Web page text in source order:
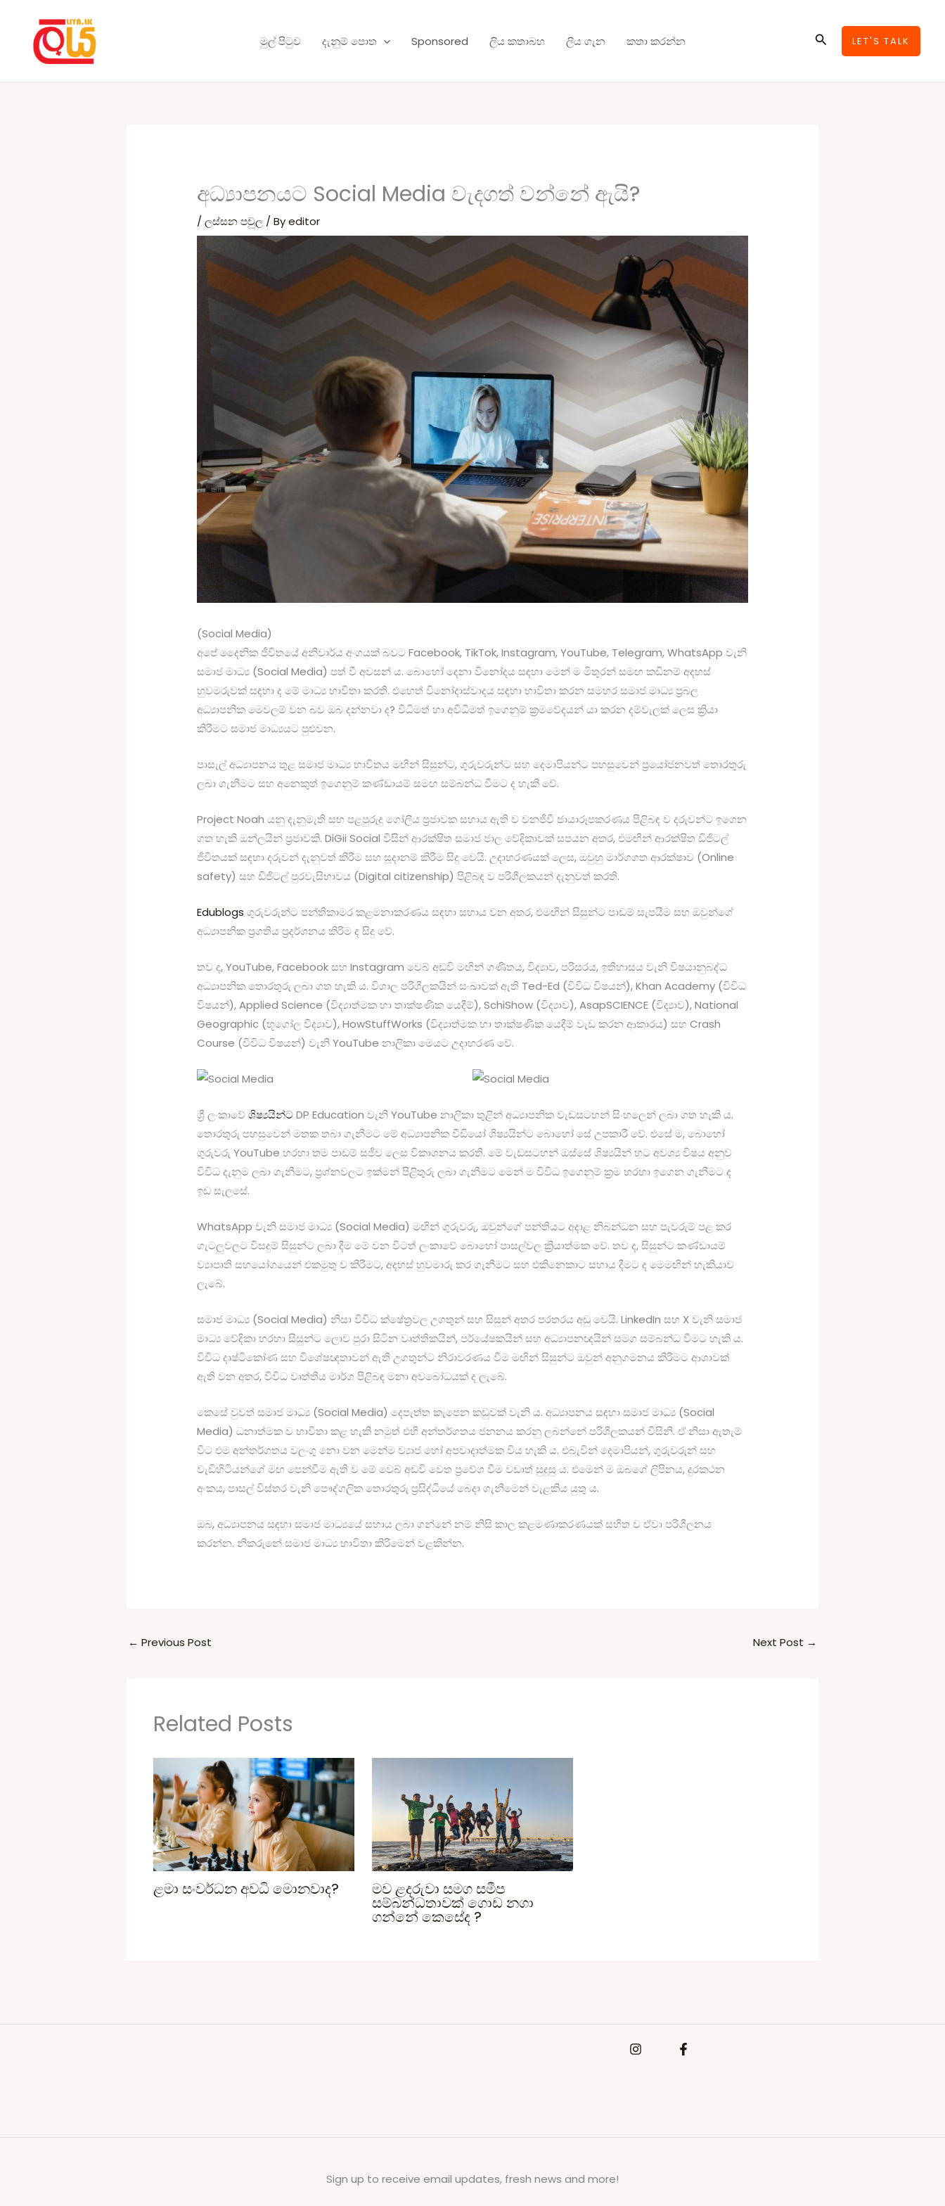
content
මුල් පිටුව දැනුම් පොත Sponsored ලිය කතාබහ ලිය ගැන කතා කරන්න SearchLET'S TALK
අධ්‍යාපනයට Social Media වැදගත් වන්නේ ඇයි?
/ලස්සන පවුල / Byeditor
(Social Media)
අපේ දෛනික ජීවිතයේ අනිවාර්ය අංගයක් බවට Facebook, TikTok, Instagram, YouTube, Telegram, WhatsApp වැනි
සමාජ මාධ්‍ය (Social Media) පත් වී අවසන් ය. බොහෝ දෙනා විනෝදය සඳහා මෙන් ම මිතුරන් සමඟ කඩිනම් අදහස්
හුවමරුවක් සඳහා ද මේ මාධ්‍ය භාවිතා කරති. එහෙත් විනෝදාස්වාදය සඳහා භාවිතා කරන සමහර සමාජ මාධ්‍ය ප්‍රබල
අධ්‍යාපනික මෙවලම් වන බව ඔබ දන්නවා ද? විධිමත් හා අවිධිමත් ඉගෙනුම් ක්‍රමවේදයන් යා කරන දම්වැලක් ලෙස ක්‍රියා
කිරීමට සමාජ මාධ්‍යයට පුළුවන.
පාසැල් අධ්‍යාපනය තුළ සමාජ මාධ්‍ය භාවිතය මඟින් සිසුන්ට, ගුරුවරුන්ට සහ දෙමාපියන්ට පහසුවෙන් ප්‍රයෝජනවත් තොරතුරු
ලබා ගැනීමට සහ අනෙකුත් ඉගෙනුම් කණ්ඩායම් සමඟ සම්බන්ධ වීමට ද හැකි වේ.
Project Noah යනු දැනුමැති සහ පළපුරුදු ගෝලීය ප්‍රජාවක සහාය ඇති ව වනජීවී ඡායාරූපකරණය පිළිබඳ ව දරුවන්ට ඉගෙන
ගත හැකි ඔන්ලයින් ප්‍රජාවකි. DiGii Social විසින් ආරක්ෂිත සමාජ ජාල වේදිකාවක් සපයන අතර, එමඟින් ආරක්ෂිත ඩිජිටල්
ජීවිතයක් සඳහා දරුවන් දැනුවත් කිරීම සහ සූදානම් කිරීම සිදු වෙයි. උදාහරණයක් ලෙස, ඔවුහු මාර්ගගත ආරක්ෂාව (Online
safety) සහ ඩිජිටල් පුරවැසිභාවය (Digital citizenship) පිළිබඳ ව පරිශීලකයන් දැනුවත් කරති.
Edublogsගුරුවරුන්ට පන්තිකාමර කළමනාකරණය සඳහා සහාය වන අතර, එමඟින් සිසුන්ට පාඩම් සැපයීම සහ ඔවුන්ගේ
අධ්‍යාපනික ප්‍රගතිය ප්‍රදර්ශනය කිරිම ද සිදු වේ.
තව ද, YouTube, Facebook සහ Instagram වෙබ් අඩවි මඟින් ගණිතය, විද්‍යාව, පරිසරය, ඉතිහාසය වැනි විෂයානුබද්ධ
අධ්‍යාපනික තොරතුරු ලබා ගත හැකි ය. විශාල පරිශීලකයින් සංඛාවක් ඇති Ted-Ed (විවිධ විෂයන්), Khan Academy (විවිධ
විෂයන්), Applied Science (විද්‍යාත්මක හා තාක්ෂණික යෙදීම්), SchiShow (විද්‍යාව), AsapSCIENCE (විද්‍යාව), National
Geographic (භූගෝල විද්‍යාව), HowStuffWorks (විද්‍යාත්මක හා තාක්ෂණික යෙදීම් වැඩ කරන ආකාරය) සහ Crash
Course (විවිධ විෂයන්) වැනි YouTube නාලිකා මෙයට උදාහරණ වේ.
ශ්‍රී ලංකාවේශිෂ්‍යයින්ටDP Education වැනි YouTube නාලිකා තුළින් අධ්‍යාපනික වැඩසටහන් සිංහලෙන් ලබා ගත හැකි ය.
තොරතුරු පහසුවෙන් මතක තබා ගැනීමට මේ අධ්‍යාපනික වීඩියෝ ශිෂ්‍යයින්ට බොහෝ සේ උපකාරී වේ. එසේ ම, බොහෝ
ගුරුවරු YouTube හරහා තම පාඩම් සජීව ලෙස විකාශනය කරති. මේ වැඩසටහන් ඔස්සේ ශිෂ්‍යයින් හට අවශ්‍ය විෂය අනුව
විවිධ දැනුම ලබා ගැනීමට, ප්‍රශ්නවලට ඉක්මන් පිළිතුරු ලබා ගැනීමට මෙන් ම විවිධ ඉගෙනුම් ක්‍රම හරහා ඉගෙන ගැනීමට ද
ඉඩ සැලසේ.
WhatsApp වැනි සමාජ මාධ්‍ය (Social Media) මඟින් ගුරුවරු, ඔවුන්ගේ පන්තියට අදාළ නිබන්ධන සහ පැවරුම් පළ කර
ගැටලුවලට විසදුම් සිසුන්ට ලබා දීම මේ වන විටත් ලංකාවේ බොහෝ පාසල්වල ක්‍රියාත්මක වේ. තව ද, සිසුන්ට කණ්ඩායම්
ව්‍යාපෘති සහයෝගයෙන් එකමුතු ව කිරීමට, අදහස් හුවමාරු කර ගැනීමට සහ එකිනෙකාට සහාය දීමට ද මෙමඟින් හැකියාව
ලැබේ.
සමාජ මාධ්‍ය (Social Media) නිසා විවිධ ක්ෂේත්‍රවල උගතුන් සහ සිසුන් අතර පරතරය අඩු වෙයි. LinkedIn සහ X වැනි සමාජ
මාධ්‍ය වේදිකා හරහා සිසුන්ට ලොව පුරා සිටින වෘත්තිකයින්, පර්යේෂකයින් සහ අධ්‍යාපනඥයින් සමග සම්බන්ධ වීමට හැකි ය.
විවිධ දෘෂ්ටිකෝණ සහ විශේෂඥතාවන් ඇති උගතුන්ට නිරාවරණය වීම මඟින් සිසුන්ට ඔවුන් අනුගමනය කිරිමට ආශාවක්
ඇති වන අතර, විවිධ වෘත්තීය මාර්ග පිළිබඳ මනා අවබෝධයක් ද ලැබේ.
කෙසේ වුවත් සමාජ මාධ්‍ය (Social Media) දෙපැත්ත කැපෙන කඩුවක් වැනි ය. අධ්‍යාපනය සඳහා සමාජ මාධ්‍ය (Social
Media) ධනාත්මක ව භාවිතා කළ හැකි නමුත් එහි අන්තර්ගතය ජනනය කරනු ලබන්නේ පරිශීලකයන් විසිනි. ඒ නිසා ඇතැම්
විට එම අන්තර්ගතය වලංගු නො වන මෙන්ම ව්‍යාජ හෝ අපවාදාත්මක විය හැකි ය. එබැවින් දෙමාපියන්, ගුරුවරුන් සහ
වැඩිහිටියන්ගේ මඟ පෙන්වීම ඇති ව මේ වෙබ් අඩවි වෙත ප්‍රවේශ වීම වඩාත් සුදුසු ය. එමෙන් ම ඔබගේ ලිපිනය, දුරකථන
අංකය, පාසල් විස්තර වැනි පෞද්ගලික තොරතුරු ප්‍රසිද්ධියේ බෙදා ගැනීමෙන් වැළකිය යුතු ය.
ඔබ, අධ්‍යාපනය සඳහා සමාජ මාධ්‍යයේ සහාය ලබා ගන්නේ නම් නිසි කාල කළමණාකරණයක් සහිත ව ඒවා පරිශීලනය
කරන්න. නිකරුනේ සමාජ මාධ්‍ය භාවිතා කිරිමෙන් වළකින්න.
← Previous Post Next Post →
Related Posts
ළමා සංවර්ධන අවධි මොනවාද? මව ළදරුවා සමග සමීප
සම්බන්ධතාවක් ගොඩ නගා
ගන්නේ කෙසේද ?
Sign up to receive email updates, fresh news and more!